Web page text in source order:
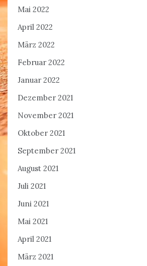
Mai 2022
April 2022
März 2022
Februar 2022
Januar 2022
Dezember 2021
November 2021
Oktober 2021
September 2021
August 2021
Juli 2021
Juni 2021
Mai 2021
April 2021
März 2021